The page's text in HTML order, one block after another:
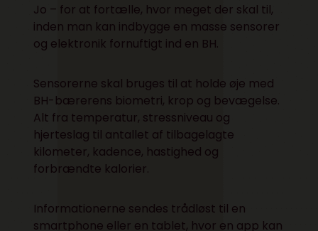
Jo – for at fortælle, hvor meget der skal til,
inden man kan indbygge en masse sensorer
og elektronik fornuftigt ind en BH.
Sensorerne skal bruges til at holde øje med
BH-bærerens biometri, krop og bevægelse.
Alt fra temperatur, stressniveau og
hjerteslag til antallet af tilbagelagte
kilometer, kadence, hastighed og
forbrændte kalorier.
Informationerne sendes trådløst til en
smartphone eller en tablet, hvor en app kan